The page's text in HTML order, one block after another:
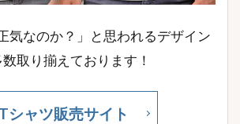
気なのか？」と思われるデザイン
数取り揃えております！
Tシャツ販売サイト